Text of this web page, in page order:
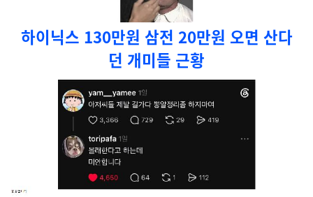
하이닉스 130만원 삼전 20만원 오면 산다
던 개미들 근황